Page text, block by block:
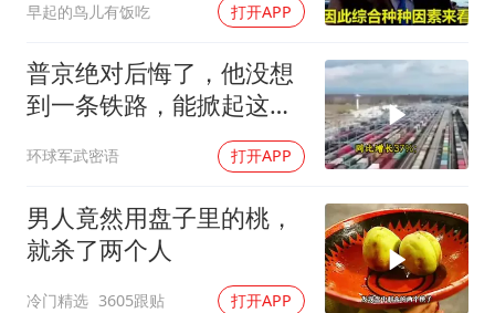
早起的鸟儿有饭吃 打开APP
普京绝对后悔了，他没想
到一条铁路，能掀起这么
大的风浪，中亚格局彻底
改写
环球军武密语 打开APP
男人竟然用盘子里的桃，
就杀了两个人
冷门精选 3605跟贴 打开APP